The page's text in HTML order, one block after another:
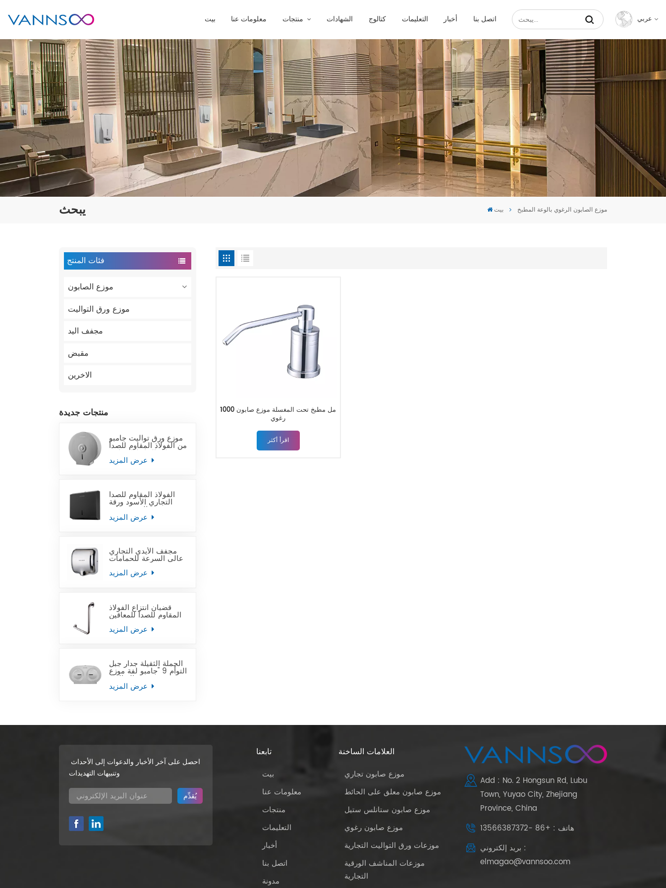
بيت معلومات عنا الشهادات كتالوج التعليمات أخبار اتصل بنا عربي
Français
Español
عربي
يبحث بيت موزع الصابون الرغوي بالوعة المطبخ
فئات المنتج
موزع الصابون
موزع ورق التواليت
مجفف اليد
مقبض
الاخرين
منتجات جديدة
موزع ورق تواليت جامبو
من الفولاذ المقاوم للصدأ
على الحائط التجاري
الفولاذ المقاوم للصدأ
التجاري الأسود ورقة
منشفة اليد موزعات
مجفف الأيدي التجاري
عالي السرعة للحمامات
قضبان انتزاع الفولاذ
المقاوم للصدأ للمعاقين
الجملة الثقيلة جدار جبل
التوأم 9 "جامبو لفة موزع
ورق التواليت
1000 مل مطبخ تحت المغسلة موزع صابون
رغوي
اقرأ أكثر
تابعنا
بيت
معلومات عنا
منتجات
التعليمات
أخبار
اتصل بنا
مدونة
العلامات الساخنة
موزع صابون تجاري
موزع صابون معلق على الحائط
موزع صابون ستانلس ستيل
موزع صابون رغوي
موزعات ورق التواليت التجارية
موزعات المناشف الورقية
التجارية
Add : No. 2 Hongsun Rd, Lubu
Town, Yuyao City, Zhejiang
Province, China
هاتف : +86 -13566387372
بريد إلكتروني :
elmagao@vannsoo.com